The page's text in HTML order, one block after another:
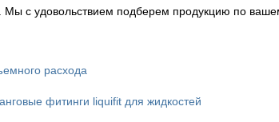
с удовольствием подберем продукцию по
расхода
фитинги liquifit для жидкостей